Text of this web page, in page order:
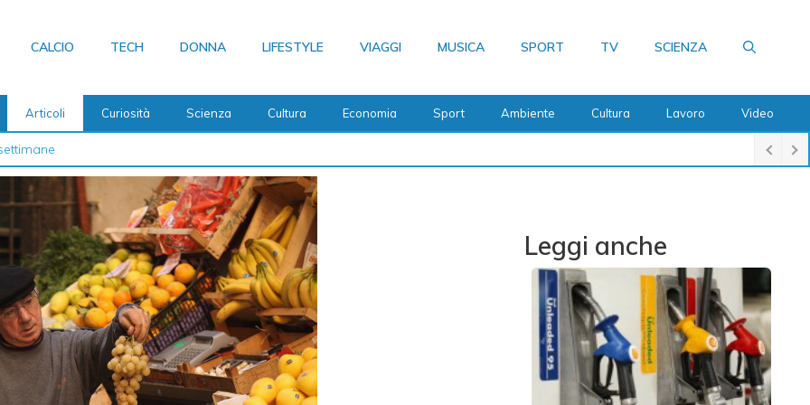
CALCIO TECH DONNA LIFESTYLE VIAGGI MUSICA SPORT TV SCIENZA
Articoli Curiosità Scienza Cultura Economia Sport Ambiente Cultura Lavoro Video
Leggi anche